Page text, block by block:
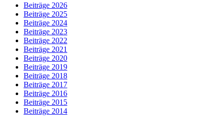
Beiträge 2026
Beiträge 2025
Beiträge 2024
Beiträge 2023
Beiträge 2022
Beiträge 2021
Beiträge 2020
Beiträge 2019
Beiträge 2018
Beiträge 2017
Beiträge 2016
Beiträge 2015
Beiträge 2014